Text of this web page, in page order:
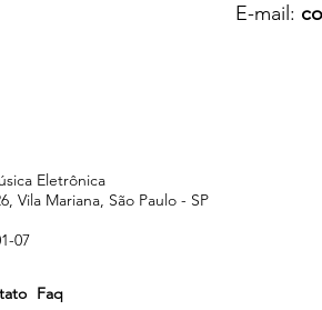
E-mail:
Eletrônica
Vila Mariana, São Paulo - SP
07
Faq